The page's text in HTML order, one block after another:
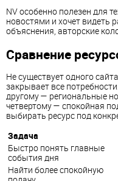
NV особенно полезен для
новостями и хочет видеть
объяснения, авторские
Сравнение
Не существует одного
закрывает все
другому — региональные
четвертому — спокойная
выбирать ресурс под
Задача
Быстро понять главные
события дня
Найти более спокойную